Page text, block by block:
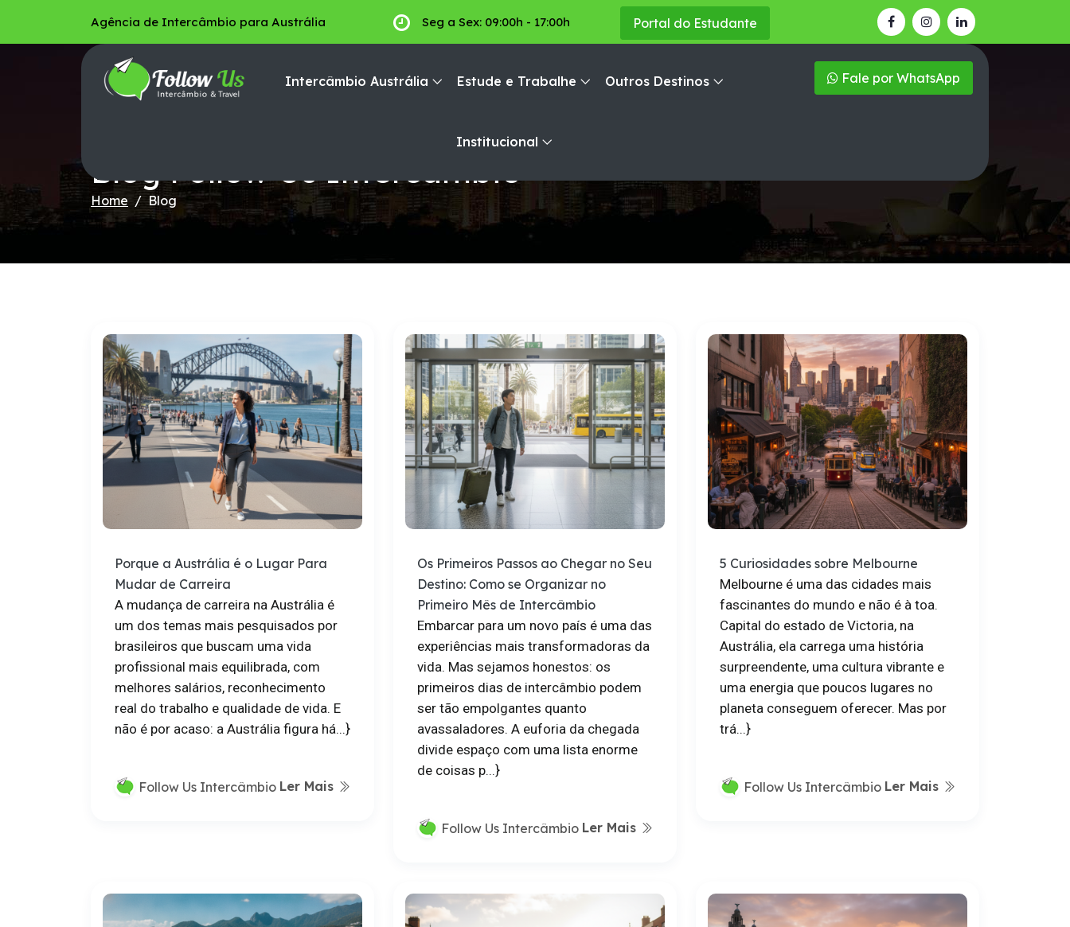
Agência de Intercâmbio para Austrália Seg a Sex: 09:00h - 17:00h Portal do Estudante
Intercâmbio Austrália Estude e Trabalhe Outros Destinos
Institucional
Fale por WhatsApp
Blog Follow Us Intercâmbio
Home Blog
Porque a Austrália é o Lugar Para
Mudar de Carreira
A mudança de carreira na Austrália é
um dos temas mais pesquisados por
brasileiros que buscam uma vida
profissional mais equilibrada, com
melhores salários, reconhecimento
real do trabalho e qualidade de vida. E
não é por acaso: a Austrália figura há...}
Follow Us Intercâmbio Ler Mais
Os Primeiros Passos ao Chegar no Seu
Destino: Como se Organizar no
Primeiro Mês de Intercâmbio
Embarcar para um novo país é uma das
experiências mais transformadoras da
vida. Mas sejamos honestos: os
primeiros dias de intercâmbio podem
ser tão empolgantes quanto
avassaladores. A euforia da chegada
divide espaço com uma lista enorme
de coisas p...}
Follow Us Intercâmbio Ler Mais
5 Curiosidades sobre Melbourne
Melbourne é uma das cidades mais
fascinantes do mundo e não é à toa.
Capital do estado de Victoria, na
Austrália, ela carrega uma história
surpreendente, uma cultura vibrante e
uma energia que poucos lugares no
planeta conseguem oferecer. Mas por
trá...}
Follow Us Intercâmbio Ler Mais